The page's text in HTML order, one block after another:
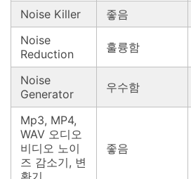
Noise Killer
좋음
Noise
Reduction
훌륭함
Noise
Generator
우수함
Mp3, MP4,
WAV 오디오
비디오 노이
즈 감소기, 변
환기
좋음